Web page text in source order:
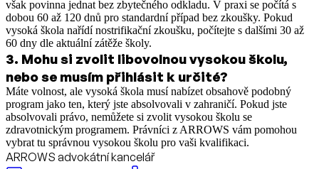
však povinna jednat bez zbytečného odkladu. V praxi se počítá s
dobou 60 až 120 dnů pro standardní případ bez zkoušky. Pokud
vysoká škola nařídí nostrifikační zkoušku, počítejte s dalšími 30 až
60 dny dle aktuální zátěže školy.
3. Mohu si zvolit libovolnou vysokou školu,
nebo se musím přihlásit k určité?
Máte volnost, ale vysoká škola musí nabízet obsahově podobný
program jako ten, který jste absolvovali v zahraničí. Pokud jste
absolvovali právo, nemůžete si zvolit vysokou školu se
zdravotnickým programem. Právníci z ARROWS vám pomohou
vybrat tu správnou vysokou školu pro vaši kvalifikaci.
ARROWS advokátní kancelář